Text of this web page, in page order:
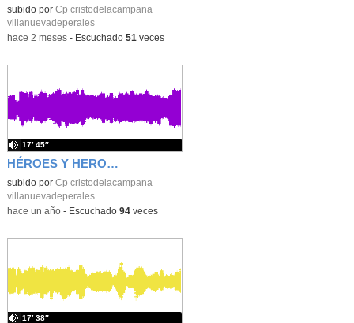
subido por Cp cristodelacampana
villanuevadeperales
-hace 2 meses- Escuchado 51veces
HÉROES Y HEROÍNAS EN ACCIÓN
subido por Cp cristodelacampana
villanuevadeperales
17′ 45″
-hace un año- Escuchado 94veces
17′ 38″